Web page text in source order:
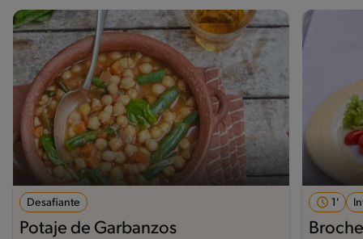
Desafiante
Potaje de Garbanzos
1'